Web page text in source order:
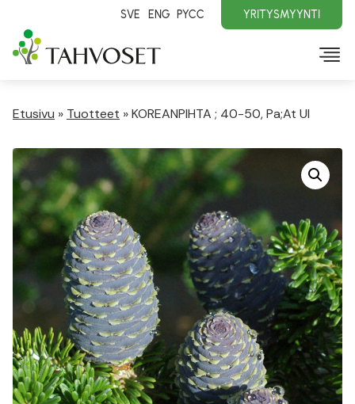
SVE ENG PYCC YRITYSMYYNTI
Etusivu » Tuotteet »KOREANPIHTA ; 40-50, Pa;At Ul